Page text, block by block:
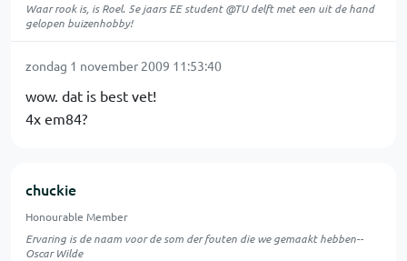
Waar rook is, is Roel. 5e jaars EE student @TU delft met een uit de hand
gelopen buizenhobby!
zondag 1 november 2009 11:53:40
wow. dat is best vet!
4x em84?
chuckie
Honourable Member
Ervaring is de naam voor de som der fouten die we gemaakt hebben--
Oscar Wilde